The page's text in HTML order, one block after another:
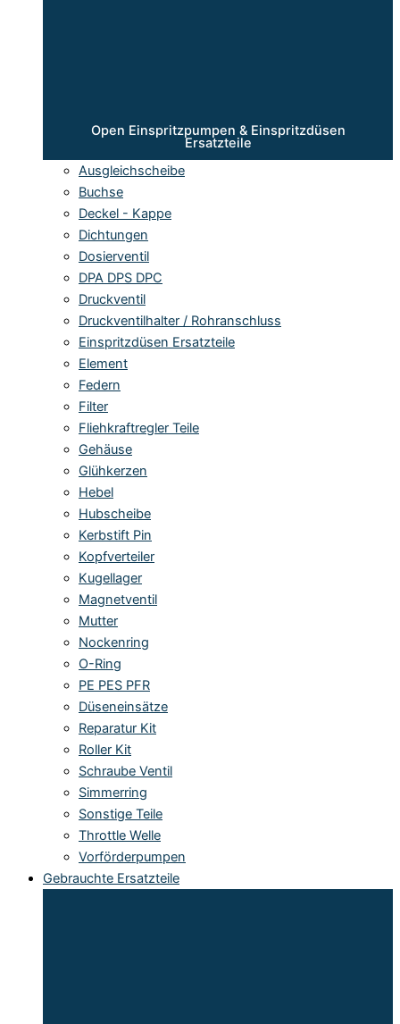
Open Einspritzpumpen & Einspritzdüsen
Ersatzteile
Ausgleichscheibe
Buchse
Deckel - Kappe
Dichtungen
Dosierventil
DPA DPS DPC
Druckventil
Druckventilhalter / Rohranschluss
Einspritzdüsen Ersatzteile
Element
Federn
Filter
Fliehkraftregler Teile
Gehäuse
Glühkerzen
Hebel
Hubscheibe
Kerbstift Pin
Kopfverteiler
Kugellager
Magnetventil
Mutter
Nockenring
O-Ring
PE PES PFR
Düseneinsätze
Reparatur Kit
Roller Kit
Schraube Ventil
Simmerring
Sonstige Teile
Throttle Welle
Vorförderpumpen
Gebrauchte Ersatzteile